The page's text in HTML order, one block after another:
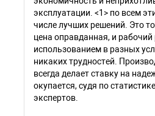
эксплуатации. <1> по всем
числе лучших решений. Это
цена оправданная, и рабочий
использованием в разных
никаких трудностей.
всегда делает ставку на
окупается, судя по
экспертов.